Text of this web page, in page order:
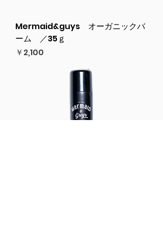
Mermaid&guys オーガニックバ
ーム ／35ｇ
価格
￥2,100